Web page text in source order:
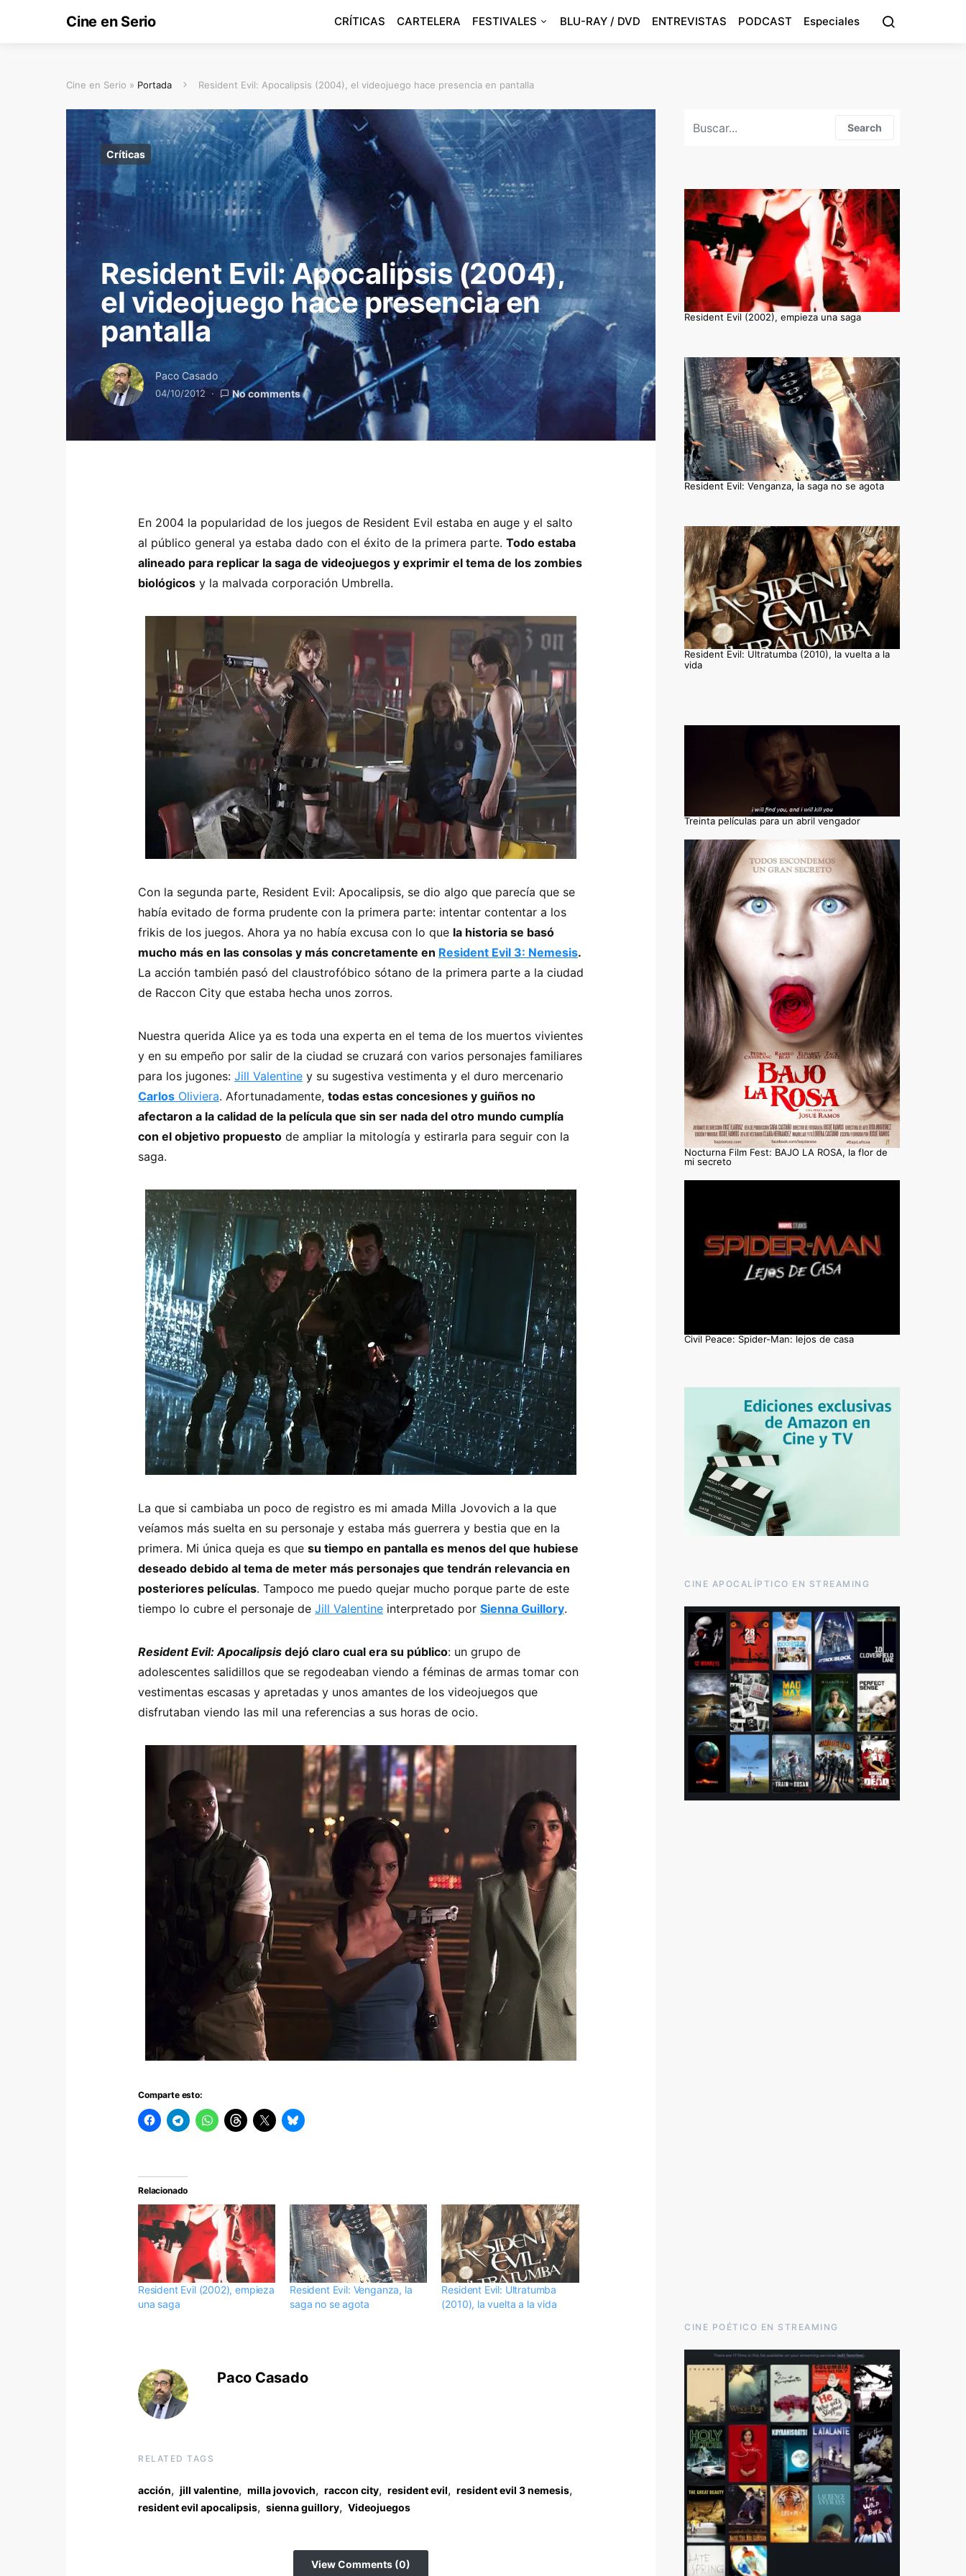
Cine en Serio CRÍTICAS CARTELERA FESTIVALES BLU-RAY / DVD ENTREVISTAS PODCAST Especiales
Cine en Serio » Portada Resident Evil: Apocalipsis (2004), el videojuego hace presencia en pantalla
Críticas
Resident Evil: Apocalipsis (2004),
el videojuego hace presencia en
pantalla
Paco Casado
04/10/2012 No comments
En 2004 la popularidad de los juegos de Resident Evil estaba en auge y el salto
al público general ya estaba dado con el éxito de la primera parte. Todo estaba
alineado para replicar la saga de videojuegos y exprimir el tema de los zombies
biológicos y la malvada corporación Umbrella.
Con la segunda parte, Resident Evil: Apocalipsis, se dio algo que parecía que se
había evitado de forma prudente con la primera parte: intentar contentar a los
frikis de los juegos. Ahora ya no había excusa con lo que la historia se basó
mucho más en las consolas y más concretamente en Resident Evil 3: Nemesis.
La acción también pasó del claustrofóbico sótano de la primera parte a la ciudad
de Raccon City que estaba hecha unos zorros.
Nuestra querida Alice ya es toda una experta en el tema de los muertos vivientes
y en su empeño por salir de la ciudad se cruzará con varios personajes familiares
para los jugones: Jill Valentine y su sugestiva vestimenta y el duro mercenario
Carlos Oliviera. Afortunadamente, todas estas concesiones y guiños no
afectaron a la calidad de la película que sin ser nada del otro mundo cumplía
con el objetivo propuesto de ampliar la mitología y estirarla para seguir con la
saga.
La que si cambiaba un poco de registro es mi amada Milla Jovovich a la que
veíamos más suelta en su personaje y estaba más guerrera y bestia que en la
primera. Mi única queja es que su tiempo en pantalla es menos del que hubiese
deseado debido al tema de meter más personajes que tendrán relevancia en
posteriores películas. Tampoco me puedo quejar mucho porque parte de este
tiempo lo cubre el personaje de Jill Valentine interpretado por Sienna Guillory.
Resident Evil: Apocalipsis dejó claro cual era su público: un grupo de
adolescentes salidillos que se regodeaban viendo a féminas de armas tomar con
vestimentas escasas y apretadas y unos amantes de los videojuegos que
disfrutaban viendo las mil una referencias a sus horas de ocio.
Comparte esto:
Relacionado
Resident Evil (2002), empieza
una saga
Resident Evil: Venganza, la
saga no se agota
Resident Evil: Ultratumba
(2010), la vuelta a la vida
Paco Casado
RELATED TAGS
acción, jill valentine, milla jovovich, raccon city, resident evil, resident evil 3 nemesis,
resident evil apocalipsis, sienna guillory, Videojuegos
View Comments (0)
Search
Resident Evil (2002), empieza una saga
Resident Evil: Venganza, la saga no se agota
Resident Evil: Ultratumba (2010), la vuelta a la
vida
Treinta películas para un abril vengador
Nocturna Film Fest: BAJO LA ROSA, la flor de
mi secreto
Civil Peace: Spider-Man: lejos de casa
CINE APOCALÍPTICO EN STREAMING
CINE POÉTICO EN STREAMING